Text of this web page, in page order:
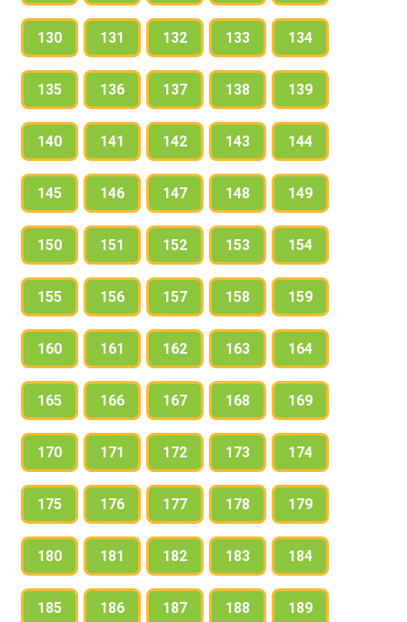
130 131 132 133 134
135 136 137 138 139
140 141 142 143 144
145 146 147 148 149
150 151 152 153 154
155 156 157 158 159
160 161 162 163 164
165 166 167 168 169
170 171 172 173 174
175 176 177 178 179
180 181 182 183 184
185 186 187 188 189